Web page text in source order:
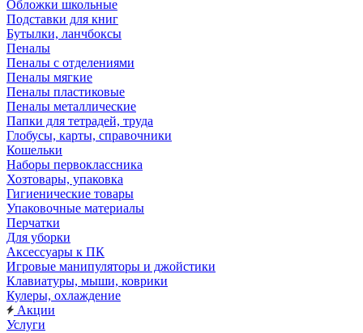
Обложки школьные
Подставки для книг
Бутылки, ланчбоксы
Пеналы
Пеналы с отделениями
Пеналы мягкие
Пеналы пластиковые
Пеналы металлические
Папки для тетрадей, труда
Глобусы, карты, справочники
Кошельки
Наборы первоклассника
Хозтовары, упаковка
Гигиенические товары
Упаковочные материалы
Перчатки
Для уборки
Аксессуары к ПК
Игровые манипуляторы и джойстики
Клавиатуры, мыши, коврики
Кулеры, охлаждение
Акции
Услуги